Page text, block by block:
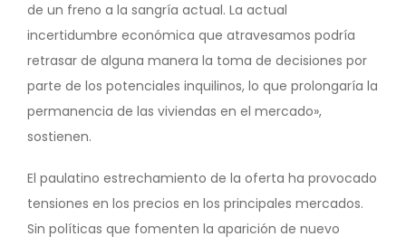
de un freno a la sangría actual. La actual
incertidumbre económica que atravesamos podría
retrasar de alguna manera la toma de decisiones por
parte de los potenciales inquilinos, lo que prolongaría la
permanencia de las viviendas en el mercado»,
sostienen.
El paulatino estrechamiento de la oferta ha provocado
tensiones en los precios en los principales mercados.
Sin políticas que fomenten la aparición de nuevo